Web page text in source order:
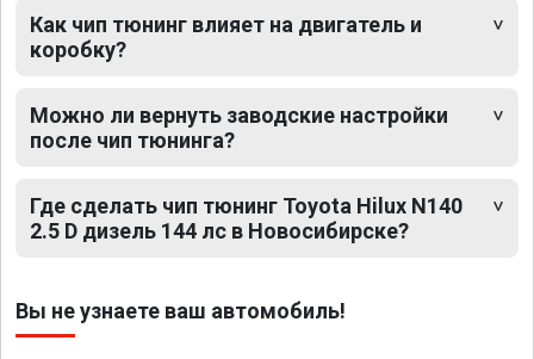
Как чип тюнинг влияет на двигатель и
коробку?
Можно ли вернуть заводские настройки
после чип тюнинга?
Где сделать чип тюнинг Toyota Hilux N140
2.5 D дизель 144 лс в Новосибирске?
Вы не узнаете ваш автомобиль!